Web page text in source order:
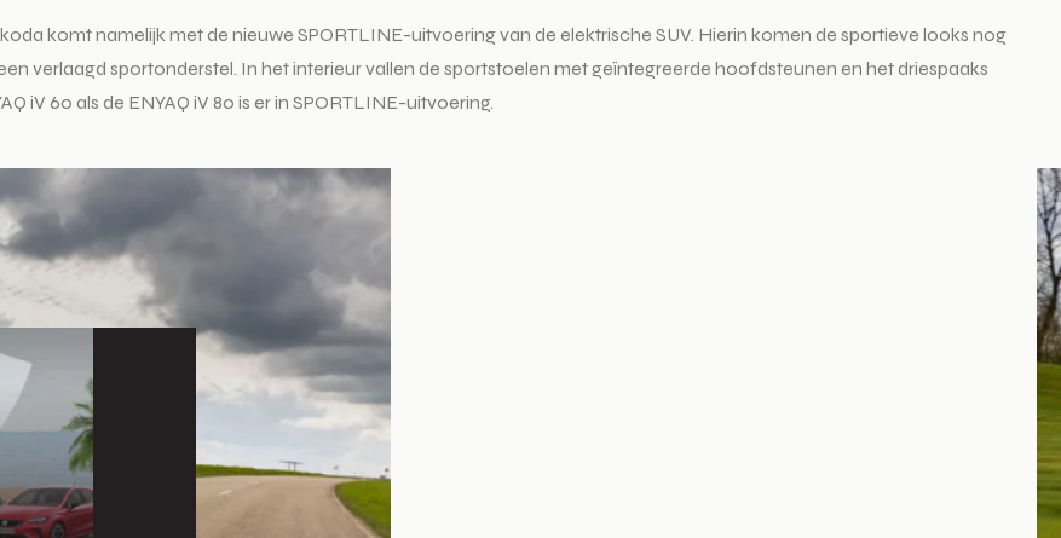
komt namelijk met de nieuwe SPORTLINE-uitvoering van de elektrische SUV. Hierin komen de sportieve looks nog
verlaagd sportonderstel. In het interieur vallen de sportstoelen met geïntegreerde hoofdsteunen en het driespaaks
iV 60 als de ENYAQ iV 80 is er in SPORTLINE-uitvoering.